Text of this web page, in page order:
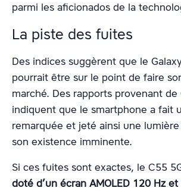
parmi les aficionados de la
La piste des fuites
Des indices suggèrent que le
pourrait être sur le point de faire
marché. Des rapports provenant de
indiquent que le smartphone a fait
remarquée et jeté ainsi une
son existence imminente.
Si ces fuites sont exactes, le C55
doté d’un écran AMOLED 120 Hz et